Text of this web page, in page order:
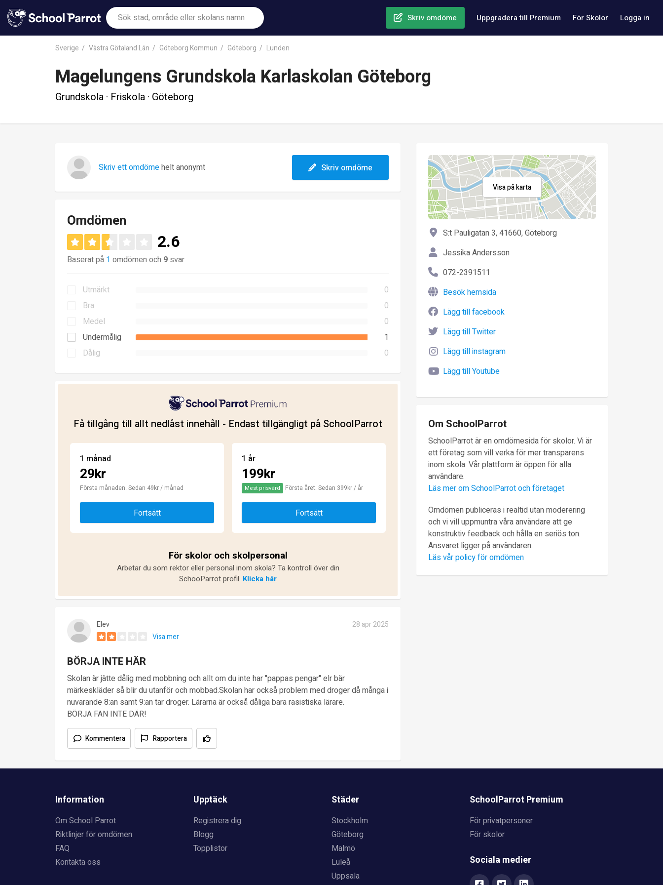
Skriv omdöme Uppgradera till Premium För Skolor Logga in
Sverige Västra Götaland Län Göteborg Kommun Göteborg Lunden
Magelungens Grundskola Karlaskolan Göteborg
Grundskola · Friskola · Göteborg
Skriv ett omdömehelt anonymt Skriv omdöme
Omdömen
2.6
Baserat på 1 omdömen och 9 svar
Utmärkt
0
Bra
0
Medel
0
Undermålig
1
Dålig
0
Få tillgång till allt nedlåst innehåll - Endast tillgängligt på SchoolParrot
1 månad
29kr
Första månaden. Sedan 49kr / månad
Fortsätt
1 år
199kr
Mest prisvärd Första året. Sedan 399kr / år
Fortsätt
För skolor och skolpersonal
Arbetar du som rektor eller personal inom skola? Ta kontroll över din
SchooParrot profil. Klicka här
Elev
28 apr 2025
Visa mer
BÖRJA INTE HÄR
Skolan är jätte dålig med mobbning och allt om du inte har "pappas pengar" elr bär
märkeskläder så blir du utanför och mobbad.Skolan har också problem med droger då många i
nuvarande 8:an samt 9:an tar droger. Lärarna är också dåliga bara rasistiska lärare.
BÖRJA FAN INTE DÄR!
Kommentera Rapportera
Visa på karta
S:t Pauligatan 3, 41660, Göteborg
Jessika Andersson
072-2391511
Besök hemsida
Lägg till facebook
Lägg till Twitter
Lägg till instagram
Lägg till Youtube
Om SchoolParrot
SchoolParrot är en omdömesida för skolor. Vi är
ett företag som vill verka för mer transparens
inom skola. Vår plattform är öppen för alla
användare.
Läs mer om SchoolParrot och företaget
Omdömen publiceras i realtid utan moderering
och vi vill uppmuntra våra användare att ge
konstruktiv feedback och hålla en seriös ton.
Ansvaret ligger på användaren.
Läs vår policy för omdömen
Information
Om School Parrot
Riktlinjer för omdömen
FAQ
Kontakta oss
Upptäck
Registrera dig
Blogg
Topplistor
Städer
Stockholm
Göteborg
Malmö
Luleå
Uppsala
SchoolParrot Premium
För privatpersoner
För skolor
Sociala medier